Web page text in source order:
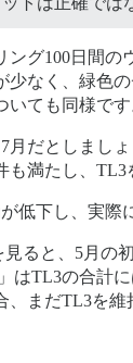
ング100日間
少なく、緑色
ても同様です
月だとしまし
満たし、TL3
低下し、実際
ると、5月の
はTL3の合計
、まだTL3を